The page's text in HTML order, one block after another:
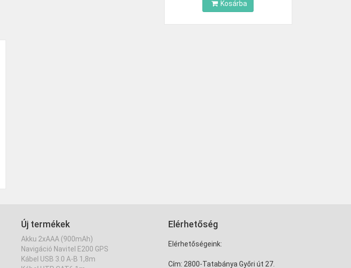
Kosárba
Új termékek
Akku 2xAAA (900mAh)
Navigáció Navitel E200 GPS
Kábel USB 3.0 A-B 1,8m
Elérhetőség
Elérhetőségeink:
Cím: 2800-Tatabánya Győri út 27.